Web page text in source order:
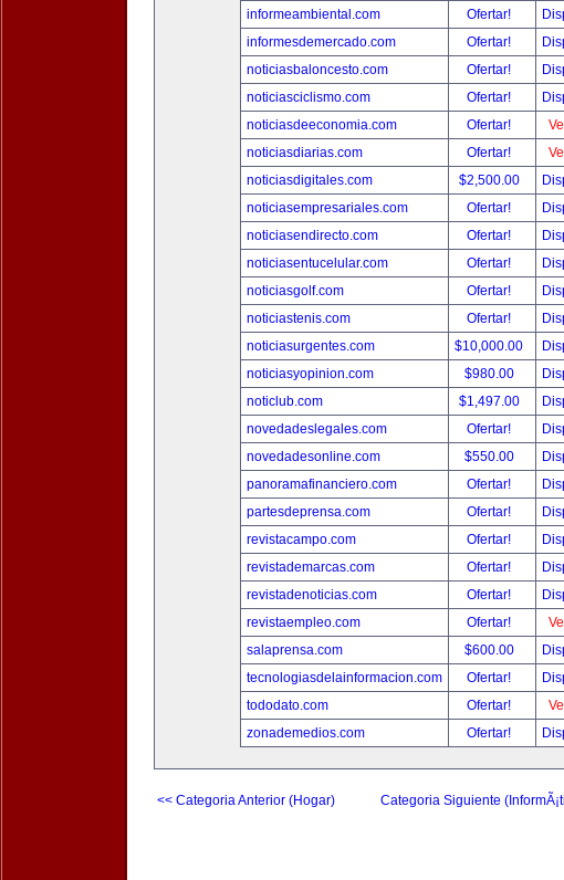
informeambiental.com
Ofertar!
informesdemercado.com
Ofertar!
noticiasbaloncesto.com
Ofertar!
noticiasciclismo.com
Ofertar!
noticiasdeeconomia.com
Ofertar!
noticiasdiarias.com
Ofertar!
noticiasdigitales.com
$2,500.00
noticiasempresariales.com
Ofertar!
noticiasendirecto.com
Ofertar!
noticiasentucelular.com
Ofertar!
noticiasgolf.com
Ofertar!
noticiastenis.com
Ofertar!
noticiasurgentes.com
$10,000.00
noticiasyopinion.com
$980.00
noticlub.com
$1,497.00
novedadeslegales.com
Ofertar!
novedadesonline.com
$550.00
panoramafinanciero.com
Ofertar!
partesdeprensa.com
Ofertar!
revistacampo.com
Ofertar!
revistademarcas.com
Ofertar!
revistadenoticias.com
Ofertar!
revistaempleo.com
Ofertar!
salaprensa.com
$600.00
tecnologiasdelainformacion.com
Ofertar!
tododato.com
Ofertar!
zonademedios.com
Ofertar!
<< Categoria Anterior (Hogar) Categoria Siguiente